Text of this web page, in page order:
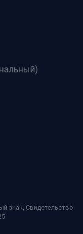
знак, Свидетельство